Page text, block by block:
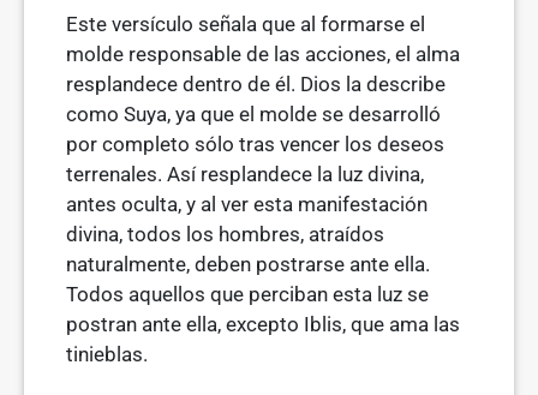
Este versículo señala que al formarse el
molde responsable de las acciones, el alma
resplandece dentro de él. Dios la describe
como Suya, ya que el molde se desarrolló
por completo sólo tras vencer los deseos
terrena­les. Así resplandece la luz divina,
antes oculta, y al ver esta manifestación
divina, todos los hombres, atraídos
naturalmente, deben postrarse ante ella.
Todos aquellos que perciban esta luz se
postran ante ella, excepto Iblis, que ama las
tinieblas.